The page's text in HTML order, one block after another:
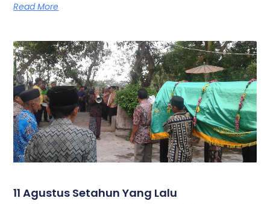
Read More
11 Agustus Setahun Yang Lalu